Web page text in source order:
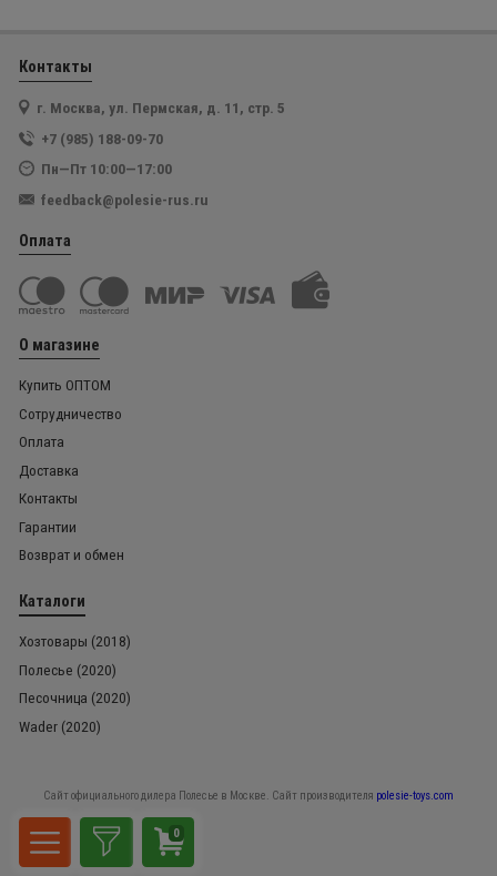
Контакты
г. Москва, ул. Пермская, д. 11, стр. 5
+7 (985) 188-09-70
Пн—Пт 10:00—17:00
feedback@polesie-rus.ru
Оплата
О магазине
Купить ОПТОМ
Сотрудничество
Оплата
Доставка
Контакты
Гарантии
Возврат и обмен
Каталоги
Хозтовары (2018)
Полесье (2020)
Песочница (2020)
Wader (2020)
Сайт официального дилера Полесье в Москве. Сайт производителя polesie-toys.com
0